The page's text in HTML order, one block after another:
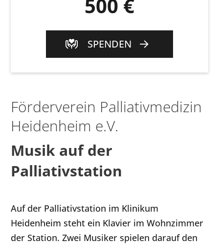
Förderverein Palliativmedizin
Heidenheim e.V.
Musik auf der
Palliativstation
Auf der Palliativstation im Klinikum
Heidenheim steht ein Klavier im Wohnzimmer
der Station. Zwei Musiker spielen darauf den
500 €
SPENDEN